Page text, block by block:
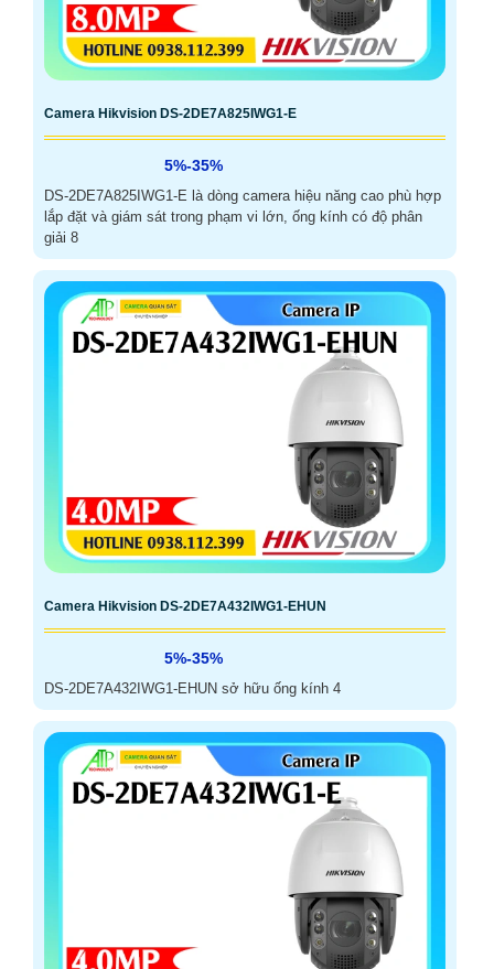
Camera Hikvision DS-2DE7A825IWG1-E
5%-35%
DS-2DE7A825IWG1-E là dòng camera hiệu năng cao phù hợp
lắp đặt và giám sát trong phạm vi lớn, ống kính có độ phân
giải 8
Camera Hikvision DS-2DE7A432IWG1-EHUN
5%-35%
DS-2DE7A432IWG1-EHUN sở hữu ống kính 4